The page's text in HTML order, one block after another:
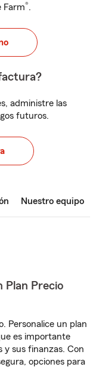
Farm®.
administre las
futuros.
Nuestro equipo
Plan Precio
Personalice un plan
es importante
y sus finanzas. Con
opciones para